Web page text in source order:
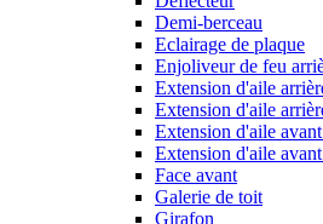
Demi-berceau
Eclairage de plaque
Enjoliveur de feu
Extension d'aile
Extension d'aile
Extension d'aile
Extension d'aile
Face avant
Galerie de toit
Girafon